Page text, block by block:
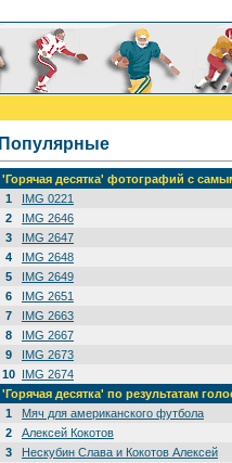
Популярные
'Горячая десятка' фотографий с
1
IMG 0221
2
IMG 2646
3
IMG 2647
4
IMG 2648
5
IMG 2649
6
IMG 2651
7
IMG 2663
8
IMG 2667
9
IMG 2673
10 IMG 2674
'Горячая десятка' по результатам
1
Мяч для американского футбола
2
Алексей Кокотов
3
Нескубин Слава и Кокотов Алексей